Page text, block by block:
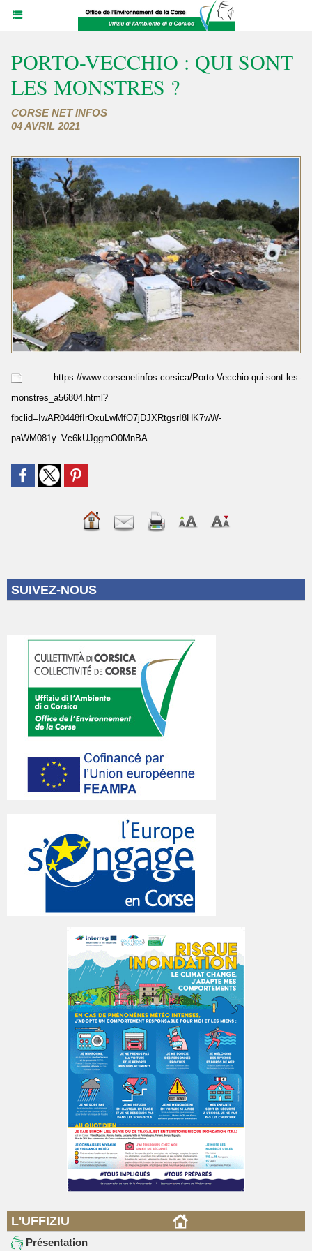
PORTO-VECCHIO : QUI SONT
LES MONSTRES ?
CORSE NET INFOS
04 AVRIL 2021
https://www.corsenetinfos.corsica/Porto-Vecchio-qui-sont-les-
monstres_a56804.html?
fbclid=IwAR0448fIrOxuLwMfO7jDJXRtgsrI8HK7wW-
paWM081y_Vc6kUJggmO0MnBA
SUIVEZ-NOUS
L'UFFIZIU
Présentation